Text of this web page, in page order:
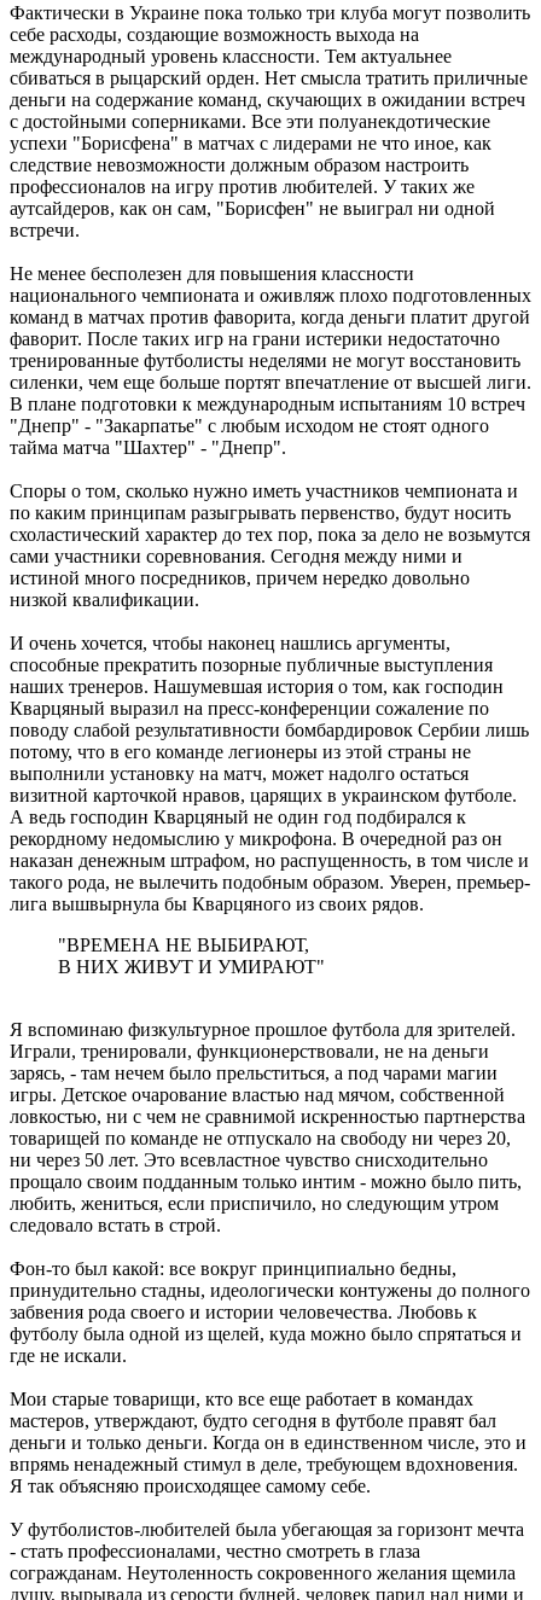
Фактически в Украине пока только три клуба могут позволить
себе расходы, создающие возможность выхода на
международный уровень классности. Тем актуальнее
сбиваться в рыцарский орден. Нет смысла тратить приличные
деньги на содержание команд, скучающих в ожидании встреч
с достойными соперниками. Все эти полуанекдотические
успехи "Борисфена" в матчах с лидерами не что иное, как
следствие невозможности должным образом настроить
профессионалов на игру против любителей. У таких же
аутсайдеров, как он сам, "Борисфен" не выиграл ни одной
встречи.
Не менее бесполезен для повышения классности
национального чемпионата и оживляж плохо подготовленных
команд в матчах против фаворита, когда деньги платит другой
фаворит. После таких игр на грани истерики недостаточно
тренированные футболисты неделями не могут восстановить
силенки, чем еще больше портят впечатление от высшей лиги.
В плане подготовки к международным испытаниям 10 встреч
"Днепр" - "Закарпатье" с любым исходом не стоят одного
тайма матча "Шахтер" - "Днепр".
Споры о том, сколько нужно иметь участников чемпионата и
по каким принципам разыгрывать первенство, будут носить
схоластический характер до тех пор, пока за дело не возьмутся
сами участники соревнования. Сегодня между ними и
истиной много посредников, причем нередко довольно
низкой квалификации.
И очень хочется, чтобы наконец нашлись аргументы,
способные прекратить позорные публичные выступления
наших тренеров. Нашумевшая история о том, как господин
Кварцяный выразил на пресс-конференции сожаление по
поводу слабой результативности бомбардировок Сербии лишь
потому, что в его команде легионеры из этой страны не
выполнили установку на матч, может надолго остаться
визитной карточкой нравов, царящих в украинском футболе.
А ведь господин Кварцяный не один год подбирался к
рекордному недомыслию у микрофона. В очередной раз он
наказан денежным штрафом, но распущенность, в том числе и
такого рода, не вылечить подобным образом. Уверен, премьер-
лига вышвырнула бы Кварцяного из своих рядов.
"ВРЕМЕНА НЕ ВЫБИРАЮТ,
В НИХ ЖИВУТ И УМИРАЮТ"
Я вспоминаю физкультурное прошлое футбола для зрителей.
Играли, тренировали, функционерствовали, не на деньги
зарясь, - там нечем было прельститься, а под чарами магии
игры. Детское очарование властью над мячом, собственной
ловкостью, ни с чем не сравнимой искренностью партнерства
товарищей по команде не отпускало на свободу ни через 20,
ни через 50 лет. Это всевластное чувство снисходительно
прощало своим подданным только интим - можно было пить,
любить, жениться, если приспичило, но следующим утром
следовало встать в строй.
Фон-то был какой: все вокруг принципиально бедны,
принудительно стадны, идеологически контужены до полного
забвения рода своего и истории человечества. Любовь к
футболу была одной из щелей, куда можно было спрятаться и
где не искали.
Мои старые товарищи, кто все еще работает в командах
мастеров, утверждают, будто сегодня в футболе правят бал
деньги и только деньги. Когда он в единственном числе, это и
впрямь ненадежный стимул в деле, требующем вдохновения.
Я так объясняю происходящее самому себе.
У футболистов-любителей была убегающая за горизонт мечта
- стать профессионалами, честно смотреть в глаза
согражданам. Неутоленность сокровенного желания щемила
душу, вырывала из серости будней, человек парил над ними и